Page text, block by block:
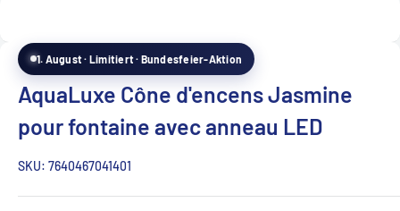
1. August · Limitiert · Bundesfeier-Aktion
AquaLuxe Cône d'encens Jasmine
pour fontaine avec anneau LED
SKU: 7640467041401